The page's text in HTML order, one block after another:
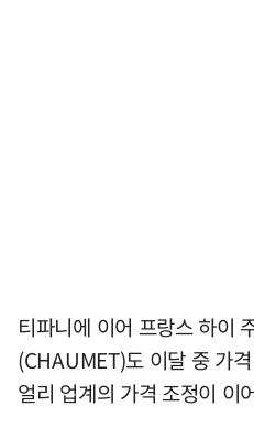
티파니에 이어 프랑스 하이
(CHAUMET)도 이달 중 가
얼리 업계의 가격 조정이 이